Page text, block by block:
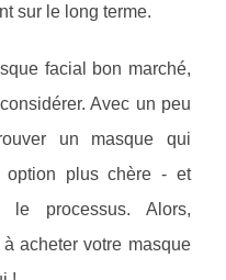
sur le long terme.
facial bon marché,
Avec un peu
un masque qui
option plus chère - et
le processus. Alors,
acheter votre masque